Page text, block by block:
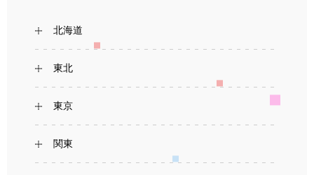
北海道
東北
東京
関東